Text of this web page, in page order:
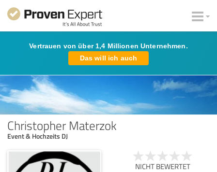
Vertrauen von über 1,4 Millionen Unternehmen.
Das will ich auch
Christopher Materzok
Event & Hochzeits DJ
NICHT BEWERTET